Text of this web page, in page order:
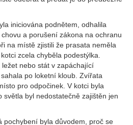
iniciována podnětem, odhalila
a porušení zákona na ochranu
na místě zjistili že prasata neměla
zcela chyběla podestýlka.
nebo stát v zapáchající
po loketní kloub. Zvířata
pro odpočinek. V kotci byla
světla byl nedostatečně zajištěn jen
pochybení byla důvodem, proč se